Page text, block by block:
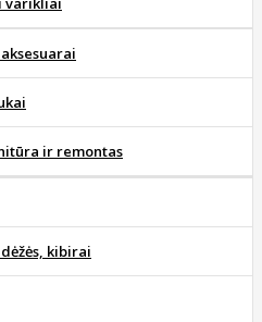
ir remontas
kibirai